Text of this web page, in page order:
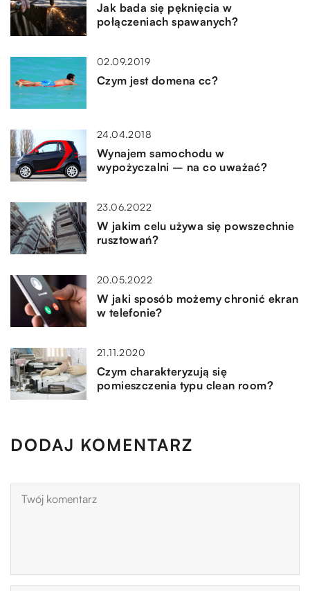
Jak bada się pęknięcia w
połączeniach spawanych?
02.09.2019
Czym jest domena cc?
24.04.2018
Wynajem samochodu w
wypożyczalni – na co uważać?
23.06.2022
W jakim celu używa się powszechnie
rusztowań?
20.05.2022
W jaki sposób możemy chronić ekran
w telefonie?
21.11.2020
Czym charakteryzują się
pomieszczenia typu clean room?
DODAJ KOMENTARZ